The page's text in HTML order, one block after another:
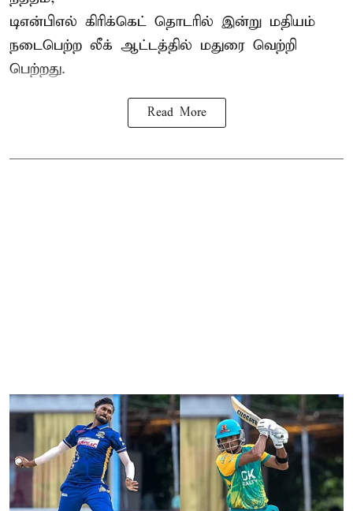
டிஎன்பிஎல் கிரிக்கெட் தொடரில் இன்று மதியம்
நடைபெற்ற லீக் ஆட்டத்தில் மதுரை வெற்றி
பெற்றது.
Read More